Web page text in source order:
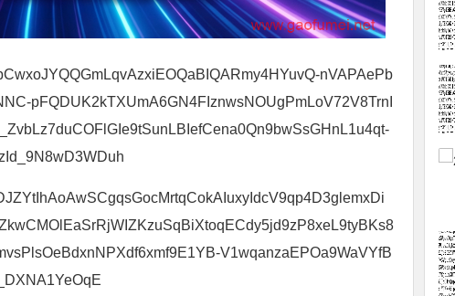
nVAPAePb
pFQDUK2kTXUmA6GN4FIznwsNOUgPmLoV72V8TrnI
V1wqanzaEPOa9WaVYfB